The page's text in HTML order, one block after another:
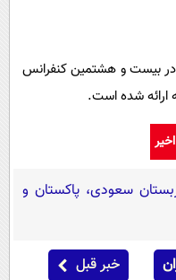
در بیست و هشتمین کنفرانس
ارائه شده است.
سعودی، پاکستان و
خبر قبل